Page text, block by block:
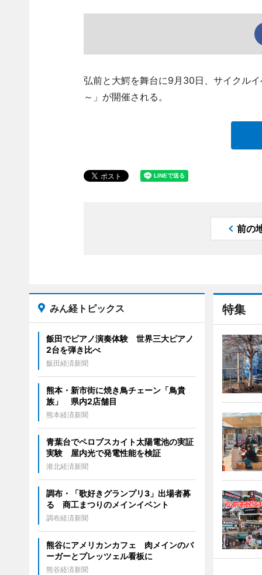
弘前と大鰐を舞台に9月30日、サイクル
～」が開催される。
前の
特集
みん経トピックス
飯田でピアノ演奏体験 世界三大ピアノ
2台を弾き比べ
飯田経済新聞
熊本・新市街に焼き鳥チェーン「鳥貴
族」 県内2店舗目
熊本経済新聞
青葉台でペロブスカイト太陽電池の実証
実験 屋内光で発電性能を検証
港北経済新聞
調布・「歌好きグランプリ3」出場者募
る 商工まつりのメインイベント
調布経済新聞
熊谷にアメリカンカフェ 肉メインのバ
ーガーとプレッツェル看板に
熊谷経済新聞